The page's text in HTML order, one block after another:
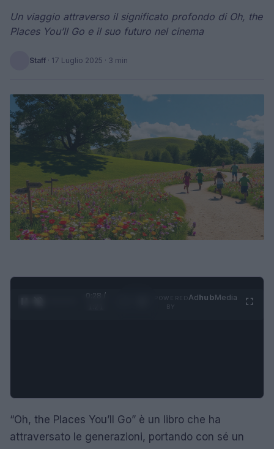
Un viaggio attraverso il significato profondo di Oh, the
Places You’ll Go e il suo futuro nel cinema
Staff · 17 Luglio 2025 · 3 min
0:29 /
AdhubMedia
“Oh, the Places You’ll Go” è un libro che ha
attraversato le generazioni, portando con sé un